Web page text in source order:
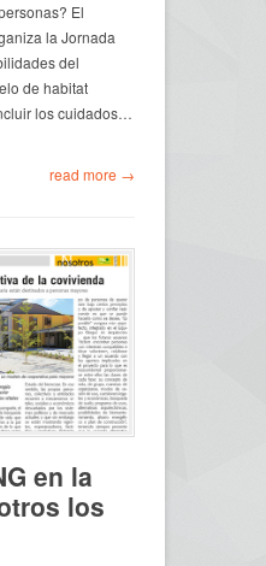
El
la Jornada
del
de habitat
los cuidados…
read more →
en la
los